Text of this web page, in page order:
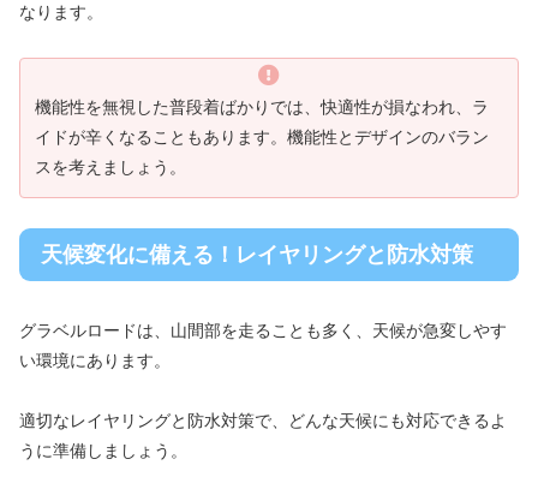
なります。
機能性を無視した普段着ばかりでは、快適性が損なわれ、ラ
イドが辛くなることもあります。機能性とデザインのバラン
スを考えましょう。
天候変化に備える！レイヤリングと防水対策
グラベルロードは、山間部を走ることも多く、天候が急変しやす
い環境にあります。
適切なレイヤリングと防水対策で、どんな天候にも対応できるよ
うに準備しましょう。